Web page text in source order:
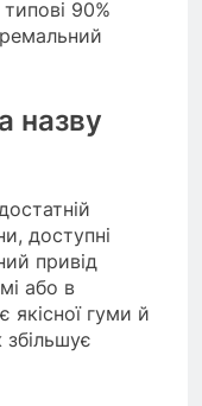
90%
назву
доступні
привід
або в
якісної гуми й